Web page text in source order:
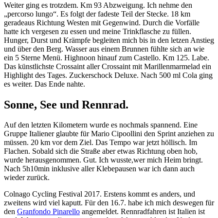
Weiter ging es trotzdem. Km 93 Abzweigung. Ich nehme den
„percorso lungo“. Es folgt der fadeste Teil der Stecke. 18 km
geradeaus Richtung Westen mit Gegenwind. Durch die Vorfälle
hatte ich vergesen zu essen und meine Trinkflasche zu füllen.
Hunger, Durst und Krämpfe begleiten mich bis in den letzen Anstieg
und über den Berg. Wasser aus einem Brunnen fühlte sich an wie
ein 5 Sterne Menü. Highnoon hinauf zum Castello. Km 125. Labe.
Das künstlichste Crossaint aller Crossaint mit Marillenmarmelad ein
Highlight des Tages. Zuckerschock Deluxe. Nach 500 ml Cola ging
es weiter. Das Ende nahte.
Sonne, See und Rennrad.
Auf den letzten Kilometern wurde es nochmals spannend. Eine
Gruppe Italiener glaubte für Mario Cipoollini den Sprint anziehen zu
müssen. 20 km vor dem Ziel. Das Tempo war jetzt höllisch. Im
Flachen. Sobald sich die Straße aber etwas Richtung oben hob,
wurde herausgenommen. Gut. Ich wusste,wer mich Heim bringt.
Nach 5h10min inklusive aller Klebepausen war ich dann auch
wieder zurück.
Colnago Cycling Festival 2017. Erstens kommt es anders, und
zweitens wird viel kaputt. Für den 16.7. habe ich mich deswegen für
den Granfondo Pinarello angemeldet. Rennradfahren ist Italien ist